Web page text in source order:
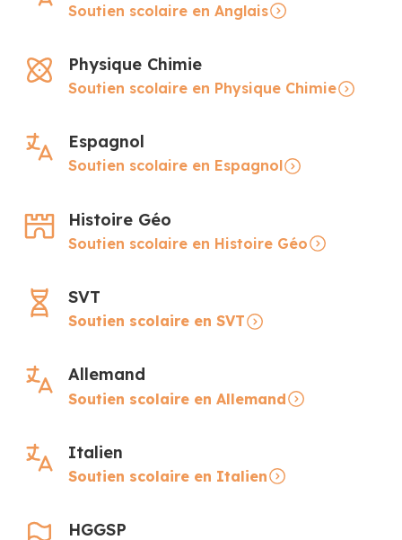
Soutien scolaire en Anglais
Physique Chimie
Soutien scolaire en Physique Chimie
Espagnol
Soutien scolaire en Espagnol
Histoire Géo
Soutien scolaire en Histoire Géo
SVT
Soutien scolaire en SVT
Allemand
Soutien scolaire en Allemand
Italien
Soutien scolaire en Italien
HGGSP